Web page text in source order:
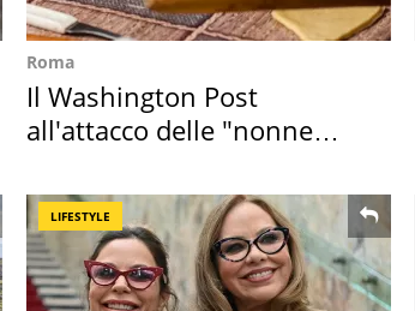
Roma
Il Washington Post
all'attacco delle "nonne
LIFESTYLE